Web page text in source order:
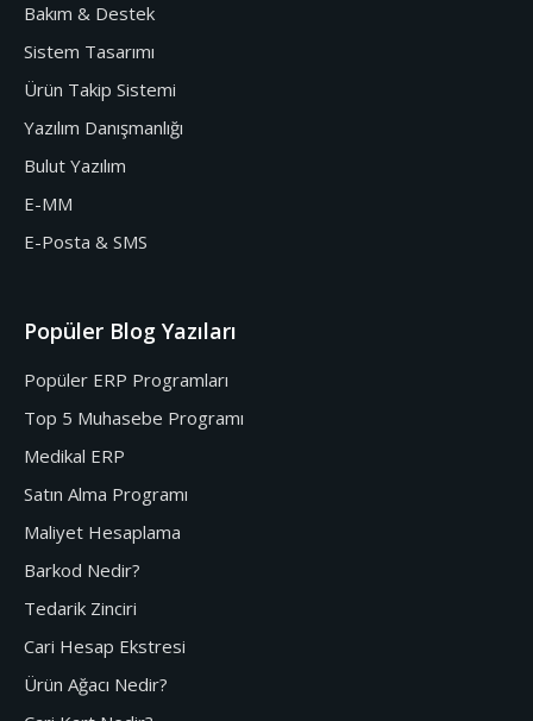
Bakım & Destek
Sistem Tasarımı
Ürün Takip Sistemi
Yazılım Danışmanlığı
Bulut Yazılım
E-MM
E-Posta & SMS
Popüler Blog Yazıları
Popüler ERP Programları
Top 5 Muhasebe Programı
Medikal ERP
Satın Alma Programı
Maliyet Hesaplama
Barkod Nedir?
Tedarik Zinciri
Cari Hesap Ekstresi
Ürün Ağacı Nedir?